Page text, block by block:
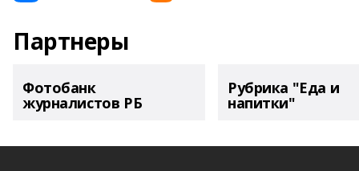
Партнеры
Фотобанк
журналистов РБ
Рубрика "Еда и
напитки"